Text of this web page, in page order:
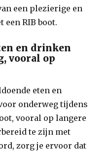
een plezierige en
RIB boot.
en drinken
vooral op
eten en
onderweg tijdens
vooral op langere
te zijn met
zorg je ervoor dat